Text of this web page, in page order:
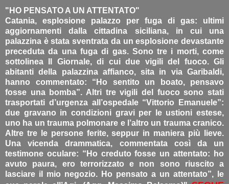
"HO PENSATO A UN ATTENTATO"
Catania, esplosione palazzo per fuga di gas: ultimi
aggiornamenti dalla cittadina siciliana, in cui una
palazzina è stata sventrata da un esplosione devastante
preceduta da una fuga di gas. Sono tre i morti, come
sottolinea Il Giornale, di cui due vigili del fuoco. Gli
abitanti della palazzina affianco, sita in via Garibaldi,
hanno commentato: “Ho sentito un boato, pensavo
fosse una bomba”. Altri tre vigili del fuoco sono stati
trasportati d’urgenza all’ospedale “Vittorio Emanuele”:
due gravano in condizioni gravi per le ustioni estese,
uno ha un trauma polmonare e l’altro un trauma cranico.
Altre tre le persone ferite, seppur in maniera più lieve.
Una vicenda drammatica, commentata così da un
testimone oculare: “Ho creduto fosse un attentato: ho
avuto paura, ero terrorizzato e non sono riuscito a
lasciare il mio negozio. Ho pensato a un attentato”, le